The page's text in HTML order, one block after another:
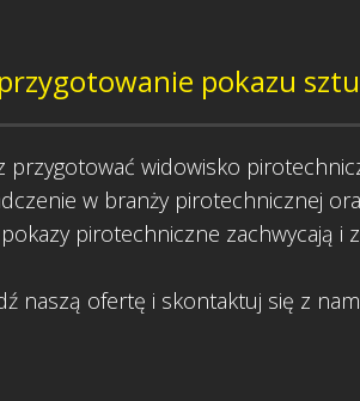
pokazu
przygotować widowisko
w branży pirotechnicznej
pirotechniczne zachwycają i
naszą ofertę i skontaktuj się z